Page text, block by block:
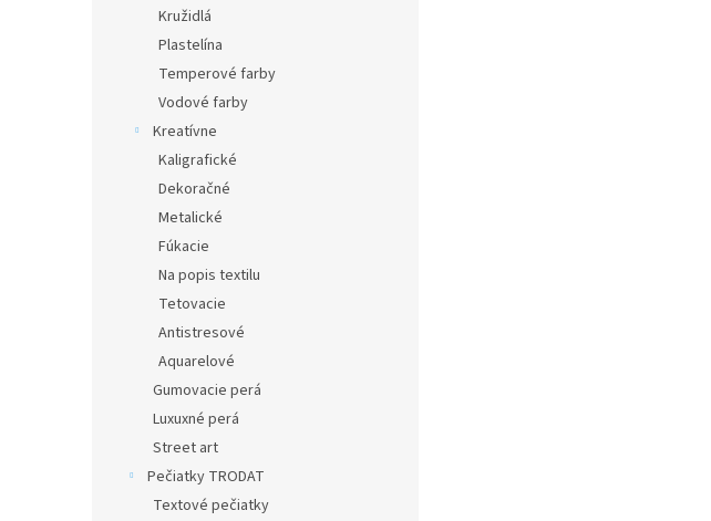
Kružidlá
Plastelína
Temperové farby
Vodové farby
Kreatívne
Kaligrafické
Dekoračné
Metalické
Fúkacie
Na popis textilu
Tetovacie
Antistresové
Aquarelové
Gumovacie perá
Luxuxné perá
Street art
Pečiatky TRODAT
Textové pečiatky